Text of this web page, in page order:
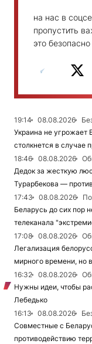
на нас в
пропустить
это
19:14 08.08.2026
Украина не угрожает
столкнется в случае
18:46
08.08.2026
Дедок за жесткую
Турарбекова — против
17:43
08.08.2026
Беларусь до сих пор
телеканала
17:08
08.08.2026
Легализация
мирного времени, но
16:32
08.08.2026
Нужны идеи, чтобы
Лебедько
16:13
08.08.2026
Совместные с
противодействию